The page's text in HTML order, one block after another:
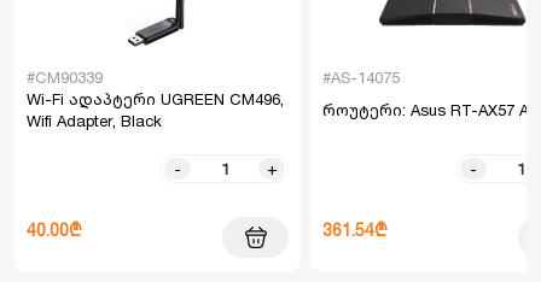
#CM90339
Wi-Fi ადაპტერი UGREEN CM496,
Wifi Adapter, Black
- +
40.00₾
#AS-14075
როუტერი: Asus RT-AX57
-
361.54₾